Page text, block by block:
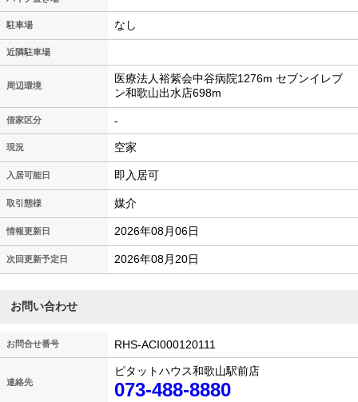
駐車場 なし
近隣駐車場
周辺環境
医療法人裕紫会中谷病院1276m セブンイレブ
ン和歌山出水店698m
借家区分 -
現況 空家
入居可能日 即入居可
取引態様 媒介
情報更新日 2026年08月06日
次回更新予定日 2026年08月20日
お問い合わせ
お問合せ番号 RHS-ACI000120111
連絡先
ピタットハウス和歌山駅前店
073-488-8880